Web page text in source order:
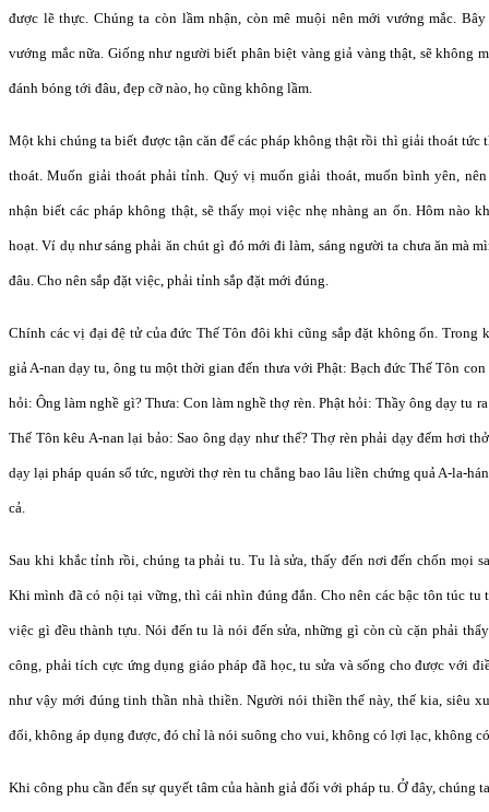
được lẽ thực. Chúng ta còn lầm nhận, còn mê muội nên mới vướng mắc.
vướng mắc nữa. Giống như người biết phân biệt vàng giả vàng thật, sẽ không
đánh bóng tới đâu, đẹp cỡ nào, họ cũng không lầm.
Một khi chúng ta biết được tận căn để các pháp không thật rồi thì giải thoát
thoát. Muốn giải thoát phải tỉnh. Quý vị muốn giải thoát, muốn bình yên,
nhận biết các pháp không thật, sẽ thấy mọi việc nhẹ nhàng an ổn. Hôm nào
hoạt. Ví dụ như sáng phải ăn chút gì đó mới đi làm, sáng người ta chưa ăn mà
đâu. Cho nên sắp đặt việc, phải tỉnh sắp đặt mới đúng.
Chính các vị đại đệ tử của đức Thế Tôn đôi khi cũng sắp đặt không ổn. Trong
giả A-nan dạy tu, ông tu một thời gian đến thưa với Phật: Bạch đức Thế Tôn
hỏi: Ông làm nghề gì? Thưa: Con làm nghề thợ rèn. Phật hỏi: Thầy ông dạy tu
Thế Tôn kêu A-nan lại bảo: Sao ông dạy như thế? Thợ rèn phải dạy đếm hơi
dạy lại pháp quán sổ tức, người thợ rèn tu chẳng bao lâu liền chứng quả A-la-
cả.
Sau khi khắc tỉnh rồi, chúng ta phải tu. Tu là sửa, thấy đến nơi đến chốn mọi
Khi mình đã có nội tại vững, thì cái nhìn đúng đắn. Cho nên các bậc tôn túc tu
việc gì đều thành tựu. Nói đến tu là nói đến sửa, những gì còn cù cặn phải
công, phải tích cực ứng dụng giáo pháp đã học, tu sửa và sống cho được với
như vậy mới đúng tinh thần nhà thiền. Người nói thiền thế này, thế kia, siêu
đổi, không áp dụng được, đó chỉ là nói suông cho vui, không có lợi lạc, không
Khi công phu cần đến sự quyết tâm của hành giả đối với pháp tu. Ở đây, chúng